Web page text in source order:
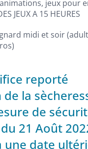
jeux pour
JEUX A 15 HEURES
midi et soir
reporté
de la
de
21 Août
une date